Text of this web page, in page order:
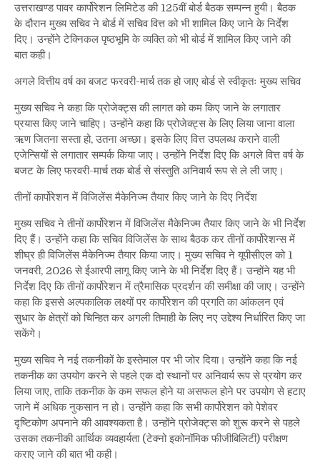
उत्तराखण्ड पावर कार्पोरेशन लिमिटेड की 125वीं बोर्ड बैठक सम्पन्न हुयी। बैठक
के दौरान मुख्य सचिव ने बोर्ड में सचिव वित्त को भी शामिल किए जाने के निर्देश
दिए। उन्होंने टेक्निकल पृष्ठभूमि के व्यक्ति को भी बोर्ड में शामिल किए जाने की
बात कही।
अगले वित्तीय वर्ष का बजट फरवरी-मार्च तक हो जाए बोर्ड से स्वीकृतः मुख्य सचिव
मुख्य सचिव ने कहा कि प्रोजेक्ट्स की लागत को कम किए जाने के लगातार
प्रयास किए जाने चाहिए। उन्होंने कहा कि प्रोजेक्ट्स के लिए लिया जाना वाला
ऋण जितना सस्ता हो, उतना अच्छा। इसके लिए वित्त उपलब्ध कराने वाली
एजेन्सियों से लगातार सम्पर्क किया जाए। उन्होंने निर्देश दिए कि अगले वित्त वर्ष के
बजट के लिए फरवरी-मार्च तक बोर्ड से संस्तुति अनिवार्य रूप से ले ली जाए।
तीनों कार्पोरेशन में विजिलेंस मैकेनिज्म तैयार किए जाने के दिए निर्देश
मुख्य सचिव ने तीनों कार्पोरेशन में विजिलेंस मैकेनिज्म तैयार किए जाने के भी निर्देश
दिए हैं। उन्होंने कहा कि सचिव विजिलेंस के साथ बैठक कर तीनों कार्पोरेशन्स में
शीघ्र ही विजिलेंस मैकेनिज्म तैयार किया जाए। मुख्य सचिव ने यूपीसीएल को 1
जनवरी, 2026 से ईआरपी लागू किए जाने के भी निर्देश दिए हैं। उन्होंने यह भी
निर्देश दिए कि तीनों कार्पोरेशन में त्रैमासिक प्रदर्शन की समीक्षा की जाए। उन्होंने
कहा कि इससे अल्पकालिक लक्ष्यों पर कार्पोरेशन की प्रगति का आंकलन एवं
सुधार के क्षेत्रों को चिन्हित कर अगली तिमाही के लिए नए उद्देश्य निर्धारित किए जा
सकेंगे।
मुख्य सचिव ने नई तकनीकों के इस्तेमाल पर भी जोर दिया। उन्होंने कहा कि नई
तकनीक का उपयोग करने से पहले एक दो स्थानों पर अनिवार्य रूप से प्रयोग कर
लिया जाए, ताकि तकनीक के कम सफल होने या असफल होने पर उपयोग से हटाए
जाने में अधिक नुकसान न हो। उन्होंने कहा कि सभी कार्पोरेशन को पेशेवर
दृष्टिकोण अपनाने की आवश्यकता है। उन्होंने प्रोजेक्ट्स को शुरू करने से पहले
उसका तकनीकी आर्थिक व्यवहार्यता (टेक्नो इकोनॉमिक फीजीबिलिटी) परीक्षण
कराए जाने की बात भी कही।